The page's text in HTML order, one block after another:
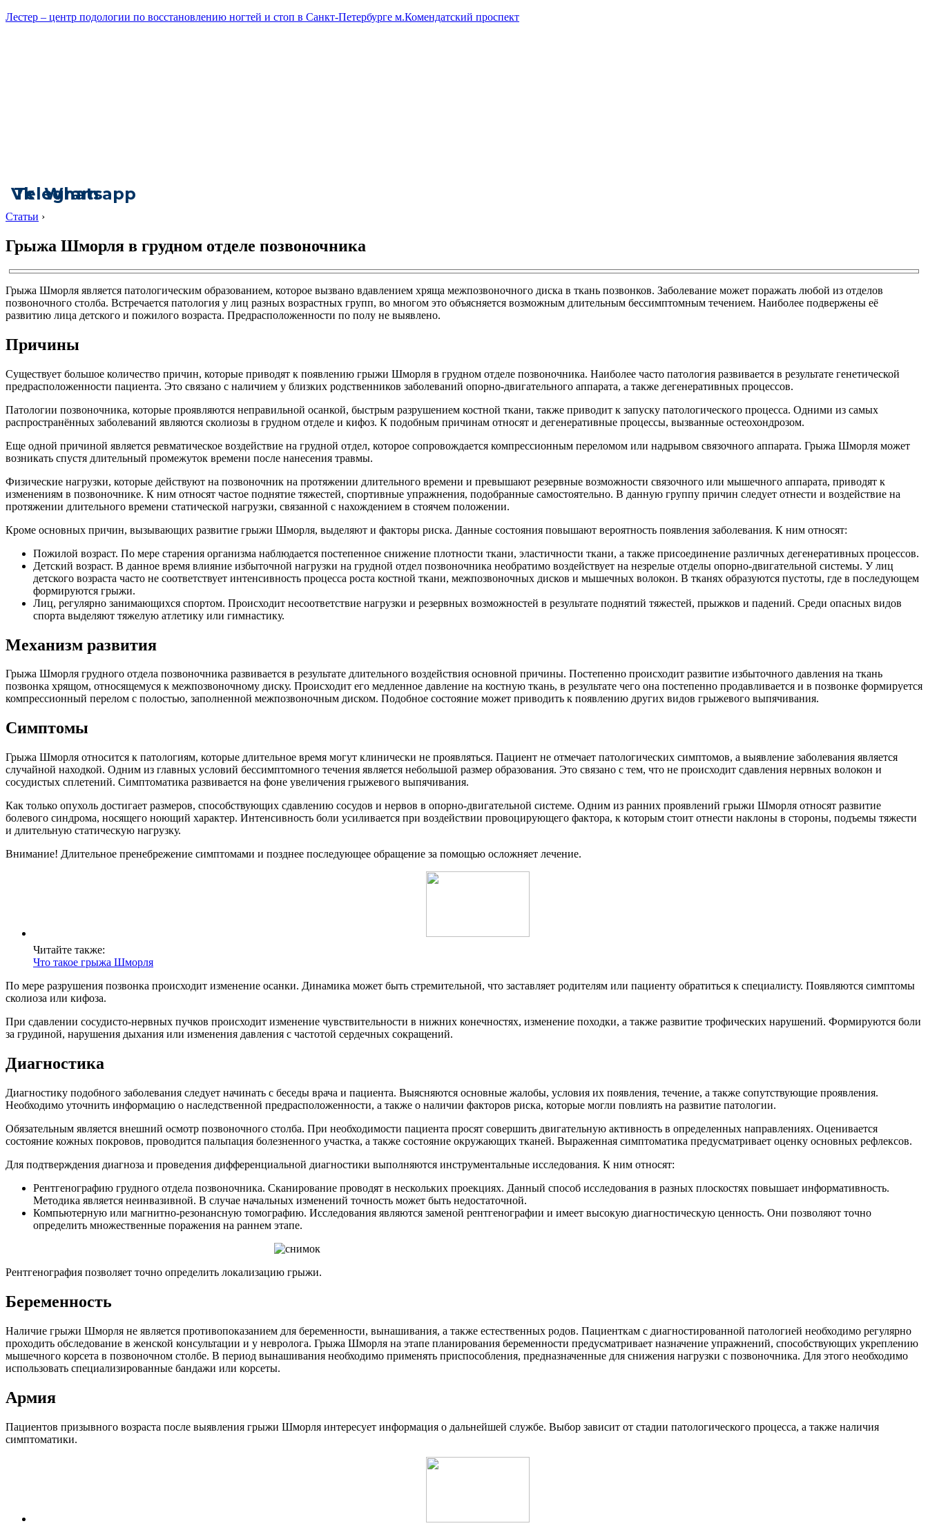
Лестер – центр подологии по восстановлению ногтей и стоп в Санкт-Петербурге м.Комендатский проспект
Vk
Telegram
Whatsapp
Статьи ›
Грыжа Шморля в грудном отделе позвоночника
Грыжа Шморля является патологическим образованием, которое вызвано вдавлением хряща межпозвоночного диска в ткань позвонков. Заболевание может поражать любой из отделов
позвоночного столба. Встречается патология у лиц разных возрастных групп, во многом это объясняется возможным длительным бессимптомным течением. Наиболее подвержены её
развитию лица детского и пожилого возраста. Предрасположенности по полу не выявлено.
Причины
Существует большое количество причин, которые приводят к появлению грыжи Шморля в грудном отделе позвоночника. Наиболее часто патология развивается в результате генетической
предрасположенности пациента. Это связано с наличием у близких родственников заболеваний опорно-двигательного аппарата, а также дегенеративных процессов.
Патологии позвоночника, которые проявляются неправильной осанкой, быстрым разрушением костной ткани, также приводит к запуску патологического процесса. Одними из самых
распространённых заболеваний являются сколиозы в грудном отделе и кифоз. К подобным причинам относят и дегенеративные процессы, вызванные остеохондрозом.
Еще одной причиной является ревматическое воздействие на грудной отдел, которое сопровождается компрессионным переломом или надрывом связочного аппарата. Грыжа Шморля может
возникать спустя длительный промежуток времени после нанесения травмы.
Физические нагрузки, которые действуют на позвоночник на протяжении длительного времени и превышают резервные возможности связочного или мышечного аппарата, приводят к
изменениям в позвоночнике. К ним относят частое поднятие тяжестей, спортивные упражнения, подобранные самостоятельно. В данную группу причин следует отнести и воздействие на
протяжении длительного времени статической нагрузки, связанной с нахождением в стоячем положении.
Кроме основных причин, вызывающих развитие грыжи Шморля, выделяют и факторы риска. Данные состояния повышают вероятность появления заболевания. К ним относят:
Пожилой возраст. По мере старения организма наблюдается постепенное снижение плотности ткани, эластичности ткани, а также присоединение различных дегенеративных процессов.
Детский возраст. В данное время влияние избыточной нагрузки на грудной отдел позвоночника необратимо воздействует на незрелые отделы опорно-двигательной системы. У лиц
детского возраста часто не соответствует интенсивность процесса роста костной ткани, межпозвоночных дисков и мышечных волокон. В тканях образуются пустоты, где в последующем
формируются грыжи.
Лиц, регулярно занимающихся спортом. Происходит несоответствие нагрузки и резервных возможностей в результате поднятий тяжестей, прыжков и падений. Среди опасных видов
спорта выделяют тяжелую атлетику или гимнастику.
Механизм развития
Грыжа Шморля грудного отдела позвоночника развивается в результате длительного воздействия основной причины. Постепенно происходит развитие избыточного давления на ткань
позвонка хрящом, относящемуся к межпозвоночному диску. Происходит его медленное давление на костную ткань, в результате чего она постепенно продавливается и в позвонке формируется
компрессионный перелом с полостью, заполненной межпозвоночным диском. Подобное состояние может приводить к появлению других видов грыжевого выпячивания.
Симптомы
Грыжа Шморля относится к патологиям, которые длительное время могут клинически не проявляться. Пациент не отмечает патологических симптомов, а выявление заболевания является
случайной находкой. Одним из главных условий бессимптомного течения является небольшой размер образования. Это связано с тем, что не происходит сдавления нервных волокон и
сосудистых сплетений. Симптоматика развивается на фоне увеличения грыжевого выпячивания.
Как только опухоль достигает размеров, способствующих сдавлению сосудов и нервов в опорно-двигательной системе. Одним из ранних проявлений грыжи Шморля относят развитие
болевого синдрома, носящего ноющий характер. Интенсивность боли усиливается при воздействии провоцирующего фактора, к которым стоит отнести наклоны в стороны, подъемы тяжести
и длительную статическую нагрузку.
Внимание! Длительное пренебрежение симптомами и позднее последующее обращение за помощью осложняет лечение.
Читайте также:
Что такое грыжа Шморля
По мере разрушения позвонка происходит изменение осанки. Динамика может быть стремительной, что заставляет родителям или пациенту обратиться к специалисту. Появляются симптомы
сколиоза или кифоза.
При сдавлении сосудисто-нервных пучков происходит изменение чувствительности в нижних конечностях, изменение походки, а также развитие трофических нарушений. Формируются боли
за грудиной, нарушения дыхания или изменения давления с частотой сердечных сокращений.
Диагностика
Диагностику подобного заболевания следует начинать с беседы врача и пациента. Выясняются основные жалобы, условия их появления, течение, а также сопутствующие проявления.
Необходимо уточнить информацию о наследственной предрасположенности, а также о наличии факторов риска, которые могли повлиять на развитие патологии.
Обязательным является внешний осмотр позвоночного столба. При необходимости пациента просят совершить двигательную активность в определенных направлениях. Оценивается
состояние кожных покровов, проводится пальпация болезненного участка, а также состояние окружающих тканей. Выраженная симптоматика предусматривает оценку основных рефлексов.
Для подтверждения диагноза и проведения дифференциальной диагностики выполняются инструментальные исследования. К ним относят:
Рентгенографию грудного отдела позвоночника. Сканирование проводят в нескольких проекциях. Данный способ исследования в разных плоскостях повышает информативность.
Методика является неинвазивной. В случае начальных изменений точность может быть недостаточной.
Компьютерную или магнитно-резонансную томографию. Исследования являются заменой рентгенографии и имеет высокую диагностическую ценность. Они позволяют точно
определить множественные поражения на раннем этапе.
Рентгенография позволяет точно определить локализацию грыжи.
Беременность
Наличие грыжи Шморля не является противопоказанием для беременности, вынашивания, а также естественных родов. Пациенткам с диагностированной патологией необходимо регулярно
проходить обследование в женской консультации и у невролога. Грыжа Шморля на этапе планирования беременности предусматривает назначение упражнений, способствующих укреплению
мышечного корсета в позвоночном столбе. В период вынашивания необходимо применять приспособления, предназначенные для снижения нагрузки с позвоночника. Для этого необходимо
использовать специализированные бандажи или корсеты.
Армия
Пациентов призывного возраста после выявления грыжи Шморля интересует информация о дальнейшей службе. Выбор зависит от стадии патологического процесса, а также наличия
симптоматики.